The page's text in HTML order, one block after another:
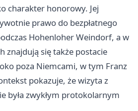
charakter honorowy. Jej
prawo do bezpłatnego
Hohenloher Weindorf, a w
znajdują się także postacie
poza Niemcami, w tym Franz
pokazuje, że wizyta z
była zwykłym protokolarnym